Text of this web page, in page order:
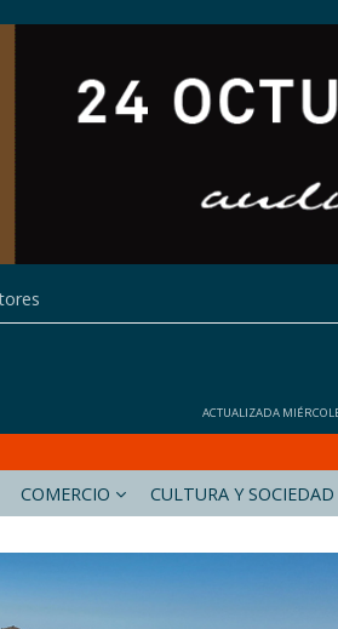
ACTUALIZADA
deniadigital.es gatadigital.es
COMERCIO CULTURA Y SOCIEDAD